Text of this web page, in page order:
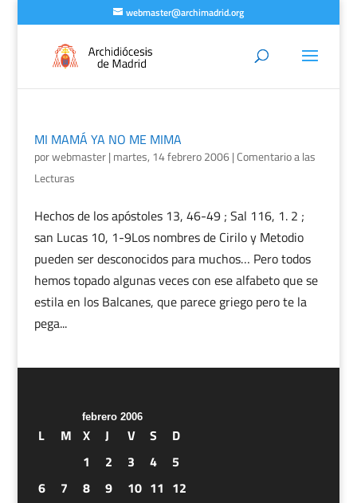
webmaster@archimadrid.org
MI MAMÁ YA NO ME MIMA
porwebmaster| martes, 14 febrero 2006|Comentario a las
Lecturas
Hechos de los apóstoles 13, 46-49 ; Sal 116, 1. 2 ;
san Lucas 10, 1-9Los nombres de Cirilo y Metodio
pueden ser desconocidos para muchos… Pero todos
hemos topado algunas veces con ese alfabeto que se
estila en los Balcanes, que parece griego pero te la
pega...
febrero 2006
L M X J V S
D
1
2 3 4
5
6
7 8 9 10 11 12